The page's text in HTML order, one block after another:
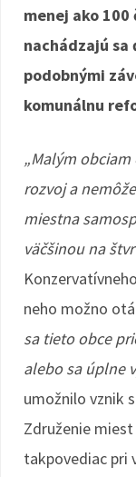
menej ako
nachádzajú sa
podobnými
komunálnu
„Malým
rozvoj a
miestna
väčšinou na
neho možno
sa tieto obce
alebo sa úplne
umožnilo vznik
Združenie
takpovediac pri